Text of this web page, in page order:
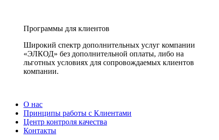
Программы для клиентов
Широкий спектр дополнительных услуг компании
«ЭЛКОД» без дополнительной оплаты, либо на
льготных условиях для сопровождаемых клиентов
компании.
О нас
Принципы работы с Клиентами
Центр контроля качества
Контакты